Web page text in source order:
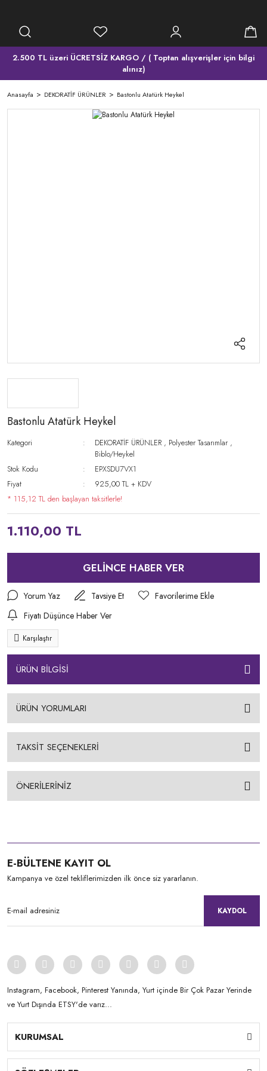
2.500 TL üzeri ÜCRETSİZ KARGO / ( Toptan alışverişler için bilgi
alınız)
Anasayfa DEKORATİF ÜRÜNLER Bastonlu Atatürk Heykel
Bastonlu Atatürk Heykel
Kategori DEKORATİF ÜRÜNLER , Polyester Tasarımlar ,
Biblo/Heykel
Stok Kodu
EPXSDU7VX1
Fiyat
925,00 TL + KDV
* 115,12 TL den başlayan taksitlerle!
1.110,00 TL
GELİNCE HABER VER
Yorum Yaz
Tavsiye Et
Fiyatı Düşünce Haber Ver
Karşılaştır
ÜRÜN BİLGİSİ
ÜRÜN YORUMLARI
TAKSİT SEÇENEKLERİ
ÖNERİLERİNİZ
E-BÜLTENE KAYIT OL
Kampanya ve özel tekliflerimizden ilk önce siz yararlanın.
KAYDOL
Instagram, Facebook, Pinterest Yanında, Yurt içinde Bir Çok Pazar Yerinde
ve Yurt Dışında ETSY'de varız...
KURUMSAL